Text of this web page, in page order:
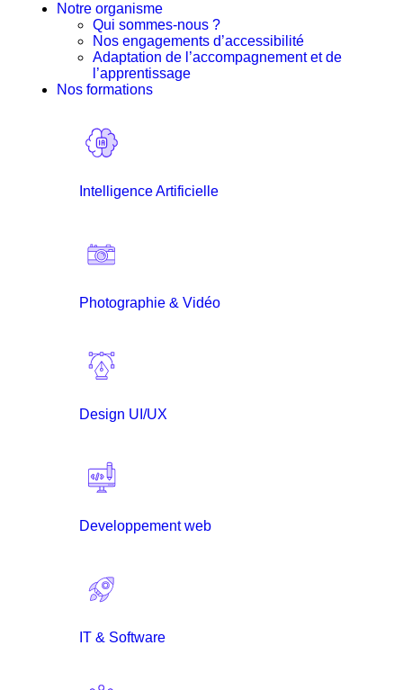
Notre organisme
Qui sommes-nous ?
Nos engagements d’accessibilité
Adaptation de l’accompagnement et de
l’apprentissage
Nos formations
Intelligence Artificielle
Photographie & Vidéo
Design UI/UX
Developpement web
IT & Software